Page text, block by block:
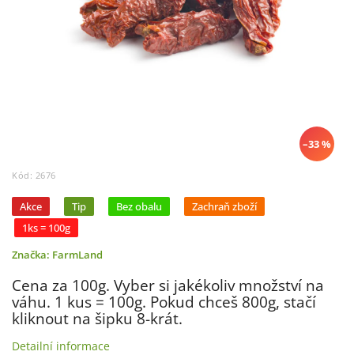
–33 %
Kód: 2676
Akce Tip Bez obalu
Zachraň zboží
1ks = 100g
Značka: FarmLand
Cena za 100g. Vyber si jakékoliv množství na
váhu. 1 kus = 100g. Pokud chceš 800g, stačí
kliknout na šipku 8-krát.
Detailní informace